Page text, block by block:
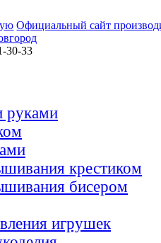
Официальный сайт
30-33
руками
крестиком
бисером
игрушек